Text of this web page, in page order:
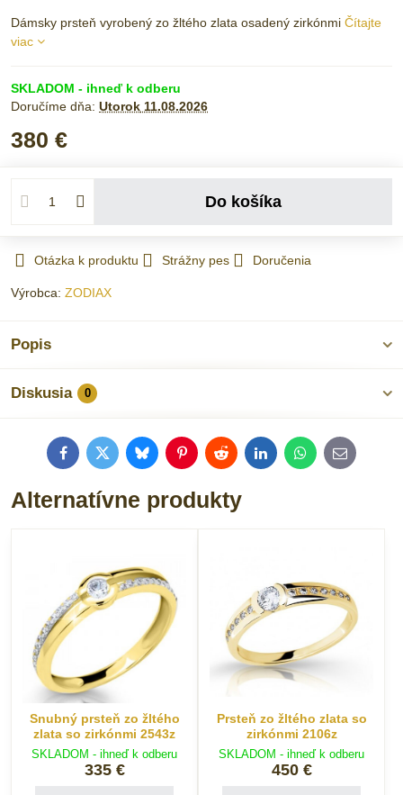
Dámsky prsteň vyrobený zo žltého zlata osadený zirkónmi Čítajte
viac
SKLADOM - ihneď k odberu
Doručíme dňa: Utorok 11.08.2026
380 €
Do košíka
Otázka k produktu Strážny pes Doručenia
Výrobca: ZODIAX
Popis
Diskusia 0
FacebookTwitterBlueskyPinterestRedditLinkedInWhatsApp
E-
mail
Alternatívne produkty
Snubný prsteň zo žltého
zlata so zirkónmi 2543z
SKLADOM - ihneď k odberu
335 €
Prsteň zo žltého zlata so
zirkónmi 2106z
SKLADOM - ihneď k odberu
450 €